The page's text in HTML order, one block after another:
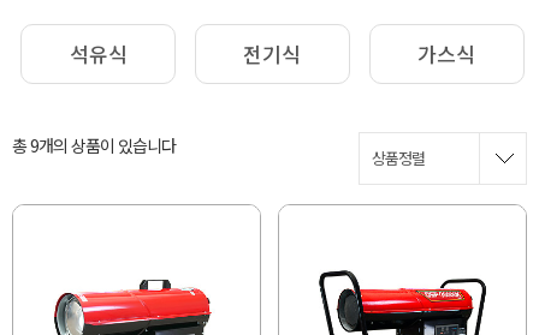
석유식 전기식 가스식
총 9개의 상품이 있습니다
상품정렬